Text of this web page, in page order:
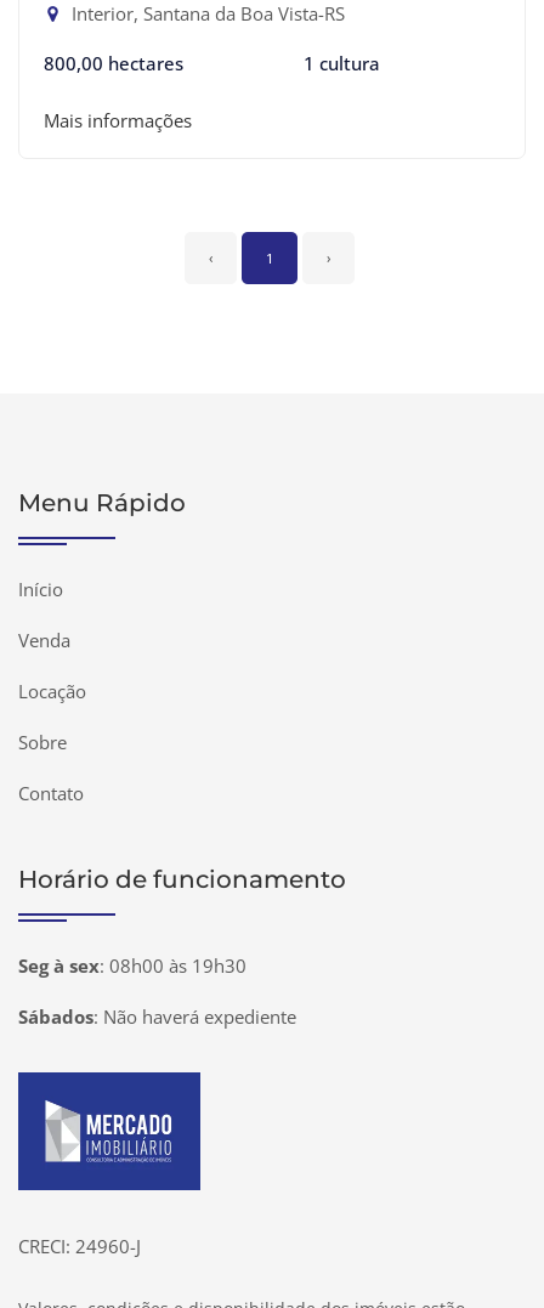
Interior, Santana da Boa Vista-RS
800,00 hectares 1 cultura
Mais informações
‹ 1 ›
Menu Rápido
Início
Venda
Locação
Sobre
Contato
Horário de funcionamento
Seg à sex: 08h00 às 19h30
Sábados: Não haverá expediente
CRECI: 24960-J